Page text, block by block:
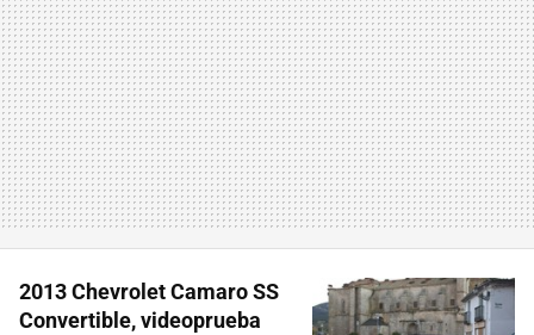
2013 Chevrolet Camaro SS
Convertible, videoprueba